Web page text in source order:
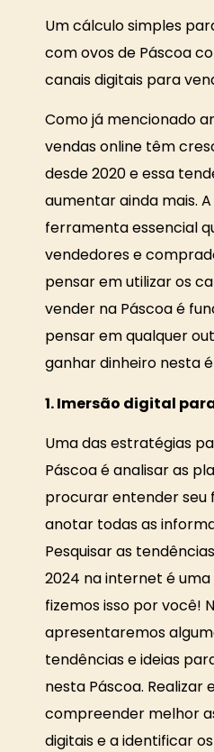
Um cálculo simples
com ovos de Páscoa
canais digitais para
Como já mencionado
vendas online têm
desde 2020 e essa
aumentar ainda mais.
ferramenta essencial
vendedores e
pensar em utilizar os
vender na Páscoa é
pensar em qualquer
ganhar dinheiro nesta
1. Imersão digital
Uma das estratégias
Páscoa é analisar as
procurar entender seu
anotar todas as
Pesquisar as
2024 na internet é
fizemos isso por você!
apresentaremos
tendências e ideias
nesta Páscoa. Realizar
compreender melhor
digitais e a identificar